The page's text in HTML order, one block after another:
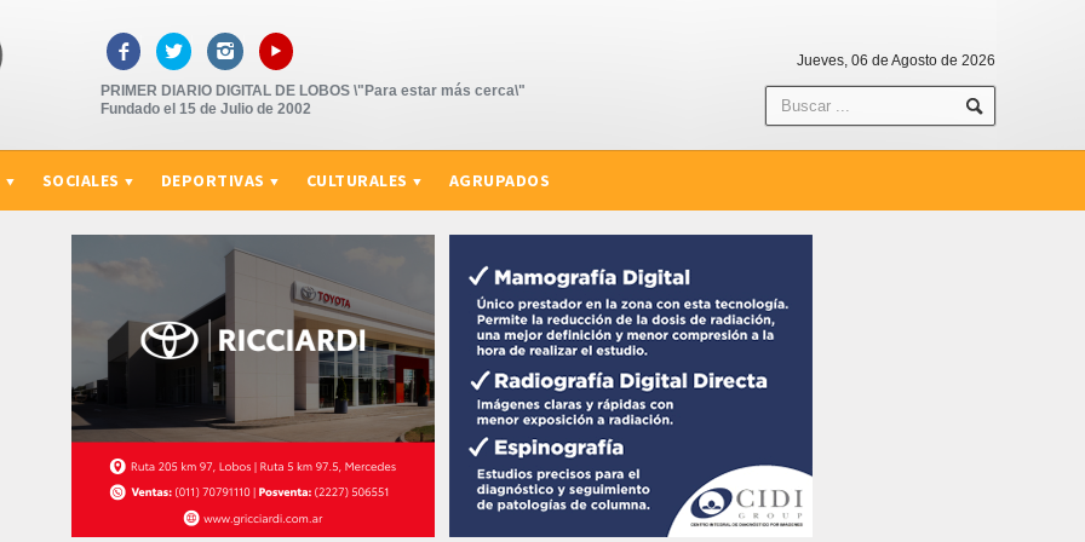
   ▸
PRIMER DIARIO DIGITAL DE LOBOS \"Para estar más cerca\"
Fundado el 15 de Julio de 2002
Jueves, 06 de Agosto de 2026
SOCIALES DEPORTIVAS CULTURALES AGRUPADOS